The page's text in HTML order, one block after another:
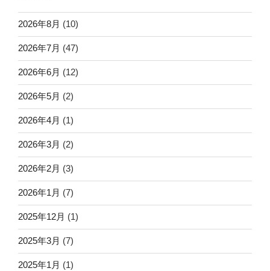
2026年8月 (10)
2026年7月 (47)
2026年6月 (12)
2026年5月 (2)
2026年4月 (1)
2026年3月 (2)
2026年2月 (3)
2026年1月 (7)
2025年12月 (1)
2025年3月 (7)
2025年1月 (1)